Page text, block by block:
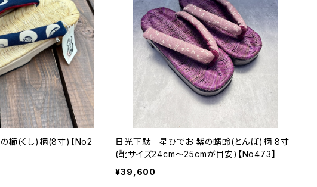
櫛(くし)柄(8寸)【No2
日光下駄 星ひでお 紫の蜻蛉(とんぼ)柄 8寸
(靴サイズ24cm〜25cmが目安)【No473】
¥39,600